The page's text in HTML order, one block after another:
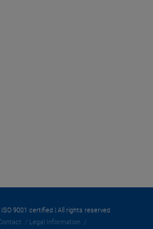
9001 certified | All rights reserved
Legal Information